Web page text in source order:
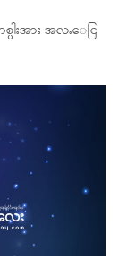
းအား အလႉေငြ